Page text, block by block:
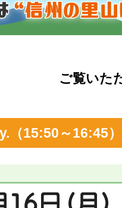
ご覧いた
（15:50～16:45